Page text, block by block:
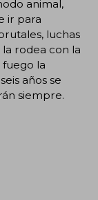
animal,
ir para
luchas
rodea con la
fuego la
años se
siempre.